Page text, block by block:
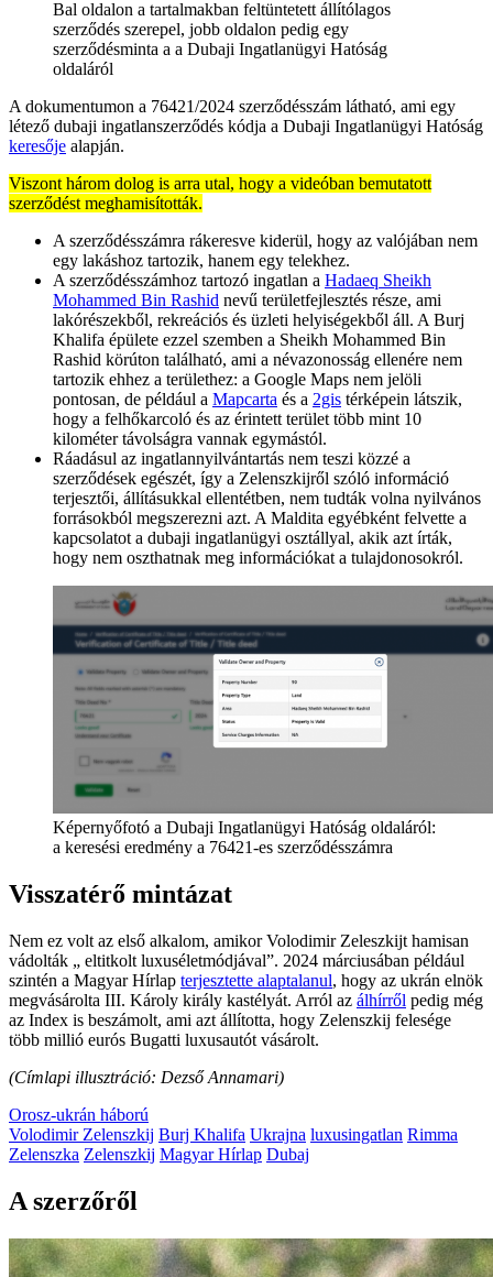
Bal oldalon a tartalmakban feltüntetett állítólagos
szerződés szerepel, jobb oldalon pedig egy
szerződésminta a a Dubaji Ingatlanügyi Hatóság
oldaláról
A dokumentumon a 76421/2024 szerződésszám látható, ami egy
létező dubaji ingatlanszerződés kódja a Dubaji Ingatlanügyi Hatóság
keresője alapján.
Viszont három dolog is arra utal, hogy a videóban bemutatott
szerződést meghamisították.
A szerződésszámra rákeresve kiderül, hogy az valójában nem
egy lakáshoz tartozik, hanem egy telekhez.
A szerződésszámhoz tartozó ingatlan a Hadaeq Sheikh
Mohammed Bin Rashid nevű területfejlesztés része, ami
lakórészekből, rekreációs és üzleti helyiségekből áll. A Burj
Khalifa épülete ezzel szemben a Sheikh Mohammed Bin
Rashid körúton található, ami a névazonosság ellenére nem
tartozik ehhez a területhez: a Google Maps nem jelöli
pontosan, de például a Mapcarta és a 2gis térképein látszik,
hogy a felhőkarcoló és az érintett terület több mint 10
kilométer távolságra vannak egymástól.
Ráadásul az ingatlannyilvántartás nem teszi közzé a
szerződések egészét, így a Zelenszkijről szóló információ
terjesztői, állításukkal ellentétben, nem tudták volna nyilvános
forrásokból megszerezni azt. A Maldita egyébként felvette a
kapcsolatot a dubaji ingatlanügyi osztállyal, akik azt írták,
hogy nem oszthatnak meg információkat a tulajdonosokról.
Képernyőfotó a Dubaji Ingatlanügyi Hatóság oldaláról:
a keresési eredmény a 76421-es szerződésszámra
Visszatérő mintázat
Nem ez volt az első alkalom, amikor Volodimir Zeleszkijt hamisan
vádolták „ eltitkolt luxuséletmódjával”. 2024 márciusában például
szintén a Magyar Hírlap terjesztette alaptalanul, hogy az ukrán elnök
megvásárolta III. Károly király kastélyát. Arról az álhírről pedig még
az Index is beszámolt, ami azt állította, hogy Zelenszkij felesége
több millió eurós Bugatti luxusautót vásárolt.
(Címlapi illusztráció: Dezső Annamari)
Orosz-ukrán háború
Volodimir Zelenszkij Burj Khalifa Ukrajna luxusingatlan Rimma
Zelenszka Zelenszkij Magyar Hírlap Dubaj
A szerzőről